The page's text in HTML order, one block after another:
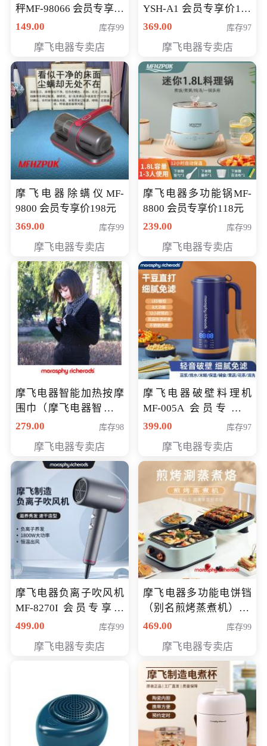
秤MF-98066 会员专享价
98元
149.00 库存99
摩飞电器专卖店
YSH-A1 会员专享价198
元
369.00 库存97
摩飞电器专卖店
摩飞电器除螨仪MF-
9800 会员专享价198元
369.00
库存99
摩飞电器专卖店
摩飞电器多功能锅MF-
8800 会员专享价118元
239.00
库存99
摩飞电器专卖店
摩飞电器智能加热按摩
围巾（摩飞电器智能加
热按摩围脖） 会员专享
279.00 库存98
摩飞电器专卖店
摩飞电器破壁料理机
MF-005A 会员专享价
198元
399.00 库存97
摩飞电器专卖店
摩飞电器负离子吹风机
MF-8270I 会员专享价
369元
499.00 库存99
摩飞电器专卖店
摩飞电器多功能电饼铛
（别名煎烤蒸煮机） 型
号MF-8888B 会员专享
469.00 库存99
摩飞电器专卖店